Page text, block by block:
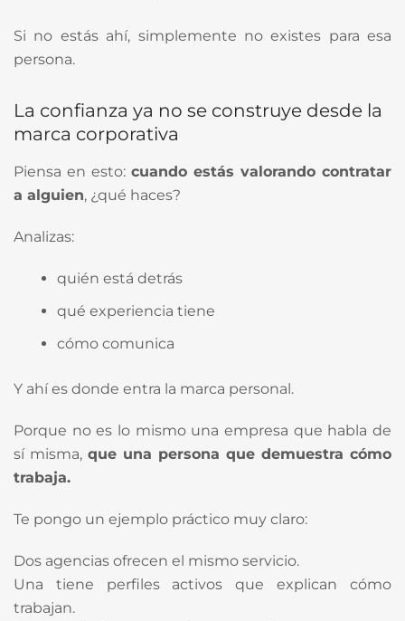
Si no estás ahí, simplemente no existes para esa
persona.
La confianza ya no se construye desde la
marca corporativa
Piensa en esto: cuando estás valorando contratar
a alguien, ¿qué haces?
Analizas:
quién está detrás
qué experiencia tiene
cómo comunica
Y ahí es donde entra la marca personal.
Porque no es lo mismo una empresa que habla de
sí misma, que una persona que demuestra cómo
trabaja.
Te pongo un ejemplo práctico muy claro:
Dos agencias ofrecen el mismo servicio.
Una tiene perfiles activos que explican cómo
trabajan.